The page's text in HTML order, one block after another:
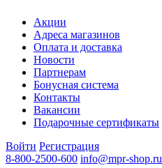
Акции
Адреса магазинов
Оплата и доставка
Новости
Партнерам
Бонусная система
Контакты
Вакансии
Подарочные сертификаты
Войти Регистрация
8-800-2500-600 info@mpr-shop.ru